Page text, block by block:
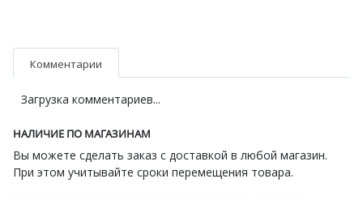
Комментарии
Загрузка комментариев...
НАЛИЧИЕ ПО МАГАЗИНАМ
Вы можете сделать заказ с доставкой в любой магазин.
При этом учитывайте сроки перемещения товара.